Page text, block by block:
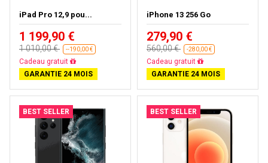
iPad Pro 12,9 pou...
1 199,90 €
1 010,00 € --190,00 €
Cadeau gratuit
GARANTIE 24 MOIS
iPhone 13 256 Go
279,90 €
560,00 € -280,00 €
Cadeau gratuit
GARANTIE 24 MOIS
BEST SELLER BEST SELLER